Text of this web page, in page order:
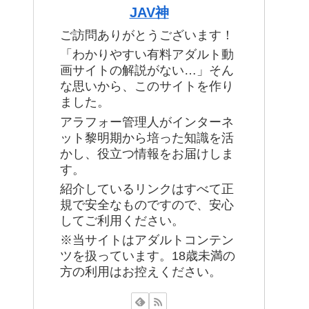
JAV神
ご訪問ありがとうございます！
「わかりやすい有料アダルト動
画サイトの解説がない…」そん
な思いから、このサイトを作り
ました。
アラフォー管理人がインターネ
ット黎明期から培った知識を活
かし、役立つ情報をお届けしま
す。
紹介しているリンクはすべて正
規で安全なものですので、安心
してご利用ください。
※当サイトはアダルトコンテン
ツを扱っています。18歳未満の
方の利用はお控えください。